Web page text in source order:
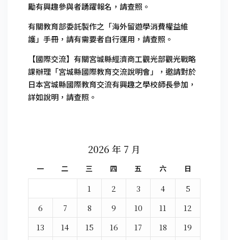
勵有興趣參與者踴躍報名，請查照。
有關教育部委託製作之「海外留遊學消費權益維
護」手冊，請有需要者自行運用，請查照。
【國際交流】有關宮城縣經濟商工觀光部觀光戰略
課辦理「宮城縣國際教育交流說明會」，邀請對於
日本宮城縣國際教育交流有興趣之學校師長參加，
詳如說明，請查照。
2026 年 7 月
一 二 三 四 五 六 日
1 2 3 4
5
6
7 8 9 10 11
12
13
14 15 16 17 18
19